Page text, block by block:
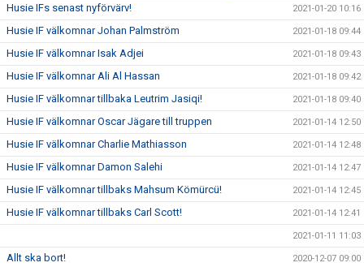
Husie IFs senast nyförvärv! 2021-01-20 10:16
Husie IF välkomnar Johan Palmström 2021-01-18 09:44
Husie IF välkomnar Isak Adjei 2021-01-18 09:43
Husie IF välkomnar Ali Al Hassan 2021-01-18 09:42
Husie IF välkomnar tillbaka Leutrim Jasiqi! 2021-01-18 09:40
Husie IF välkomnar Oscar Jägare till truppen 2021-01-14 12:50
Husie IF välkomnar Charlie Mathiasson 2021-01-14 12:48
Husie IF välkomnar Damon Salehi 2021-01-14 12:47
Husie IF välkomnar tillbaks Mahsum Kömürcü! 2021-01-14 12:45
Husie IF välkomnar tillbaks Carl Scott! 2021-01-14 12:41
2021-01-11 11:03
Allt ska bort! 2020-12-07 09:00